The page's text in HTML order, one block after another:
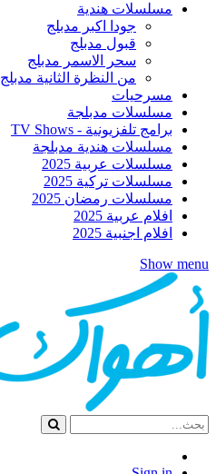
مسلسلات هندية
جودا اكبر مدبلج
قبول مدبلج
سحر الاسمر مدبلج
من النظرة الثانية مدبلج
مسرحيات
مسلسلات مدبلجة
برامج تلفزيونية - TV Shows
مسلسلات هندية مدبلجة
مسلسلات عربية 2025
مسلسلات تركية 2025
مسلسلات رمضان 2025
افلام عربية 2025
افلام اجنبية 2025
Show menu